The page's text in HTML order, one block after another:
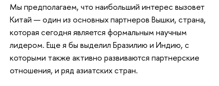
Мы предполагаем, что наибольший интерес вызовет
Китай — один из основных партнеров Вышки, страна,
которая сегодня является формальным научным
лидером. Еще я бы выделил Бразилию и Индию, с
которыми также активно развиваются партнерские
отношения, и ряд азиатских стран.